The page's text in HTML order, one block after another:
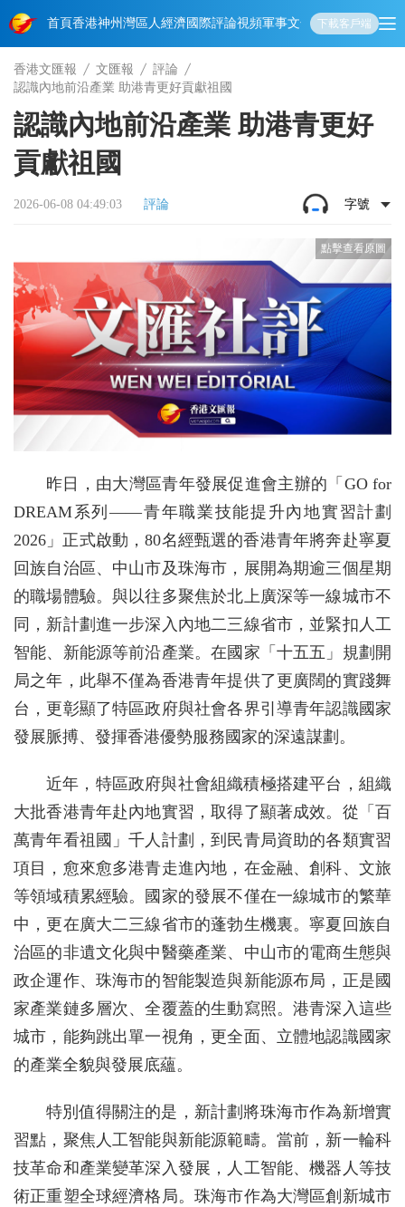
首頁香港神州 灣區人經濟國際評論視頻軍事文化 娛樂生活教育體
下載客戶端
香港文匯報 文匯報
評論
認識內地前沿產業 助港青更好貢獻祖國
認識內地前沿產業 助港青更好
貢獻祖國
2026-06-08 04:49:03 評論 字號
昨日，由大灣區青年發展促進會主辦的「GO for
DREAM系列——青年職業技能提升內地實習計劃
2026」正式啟動，80名經甄選的香港青年將奔赴寧夏
回族自治區、中山市及珠海市，展開為期逾三個星期
的職場體驗。與以往多聚焦於北上廣深等一線城市不
同，新計劃進一步深入內地二三線省市，並緊扣人工
智能、新能源等前沿產業。在國家「十五五」規劃開
局之年，此舉不僅為香港青年提供了更廣闊的實踐舞
台，更彰顯了特區政府與社會各界引導青年認識國家
發展脈搏、發揮香港優勢服務國家的深遠謀劃。
近年，特區政府與社會組織積極搭建平台，組織
大批香港青年赴內地實習，取得了顯著成效。從「百
萬青年看祖國」千人計劃，到民青局資助的各類實習
項目，愈來愈多港青走進內地，在金融、創科、文旅
等領域積累經驗。國家的發展不僅在一線城市的繁華
中，更在廣大二三線省市的蓬勃生機裏。寧夏回族自
治區的非遺文化與中醫藥產業、中山市的電商生態與
政企運作、珠海市的智能製造與新能源布局，正是國
家產業鏈多層次、全覆蓋的生動寫照。港青深入這些
城市，能夠跳出單一視角，更全面、立體地認識國家
的產業全貌與發展底蘊。
特別值得關注的是，新計劃將珠海市作為新增實
習點，聚焦人工智能與新能源範疇。當前，新一輪科
技革命和產業變革深入發展，人工智能、機器人等技
術正重塑全球經濟格局。珠海市作為大灣區創新城市